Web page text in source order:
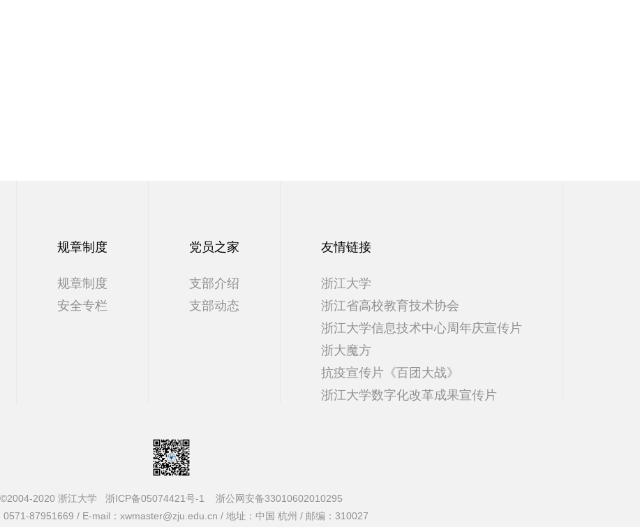
规章制度
规章制度
安全专栏
党员之家
支部介绍
支部动态
友情链接
浙江大学
浙江省高校教育技术协会
浙江大学信息技术中心周年庆宣传片
浙大魔方
抗疫宣传片《百团大战》
浙江大学数字化改革成果宣传片
©2004-2020 浙江大学 浙ICP备05074421号-1
浙公网安备33010602010295
0571-87951669 / E-mail：xwmaster@zju.edu.cn / 地址：中国 杭州 / 邮编：310027